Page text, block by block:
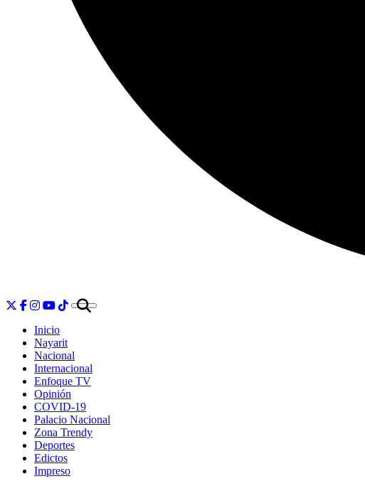
Inicio
Nayarit
Nacional
Internacional
Enfoque TV
Opinión
COVID-19
Palacio Nacional
Zona Trendy
Deportes
Edictos
Impreso